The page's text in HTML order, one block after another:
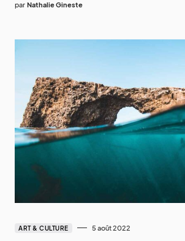
par Nathalie Gineste
ART & CULTURE 5 août 2022